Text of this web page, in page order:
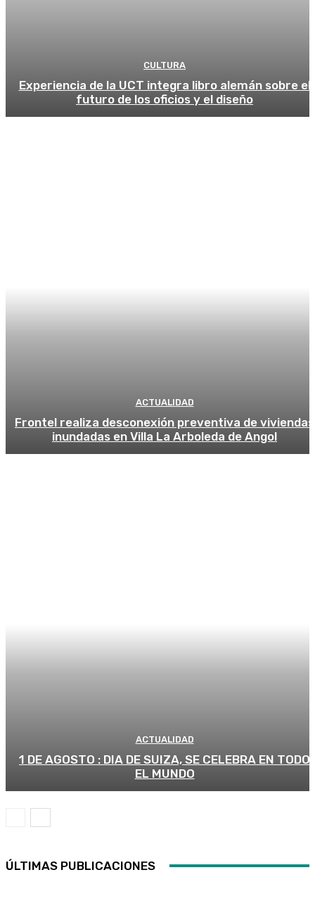
CULTURA
Experiencia de la UCT integra libro alemán sobre el
futuro de los oficios y el diseño
ACTUALIDAD
Frontel realiza desconexión preventiva de viviendas
inundadas en Villa La Arboleda de Angol
ACTUALIDAD
1 DE AGOSTO : DIA DE SUIZA, SE CELEBRA EN TODO
EL MUNDO
ÚLTIMAS PUBLICACIONES